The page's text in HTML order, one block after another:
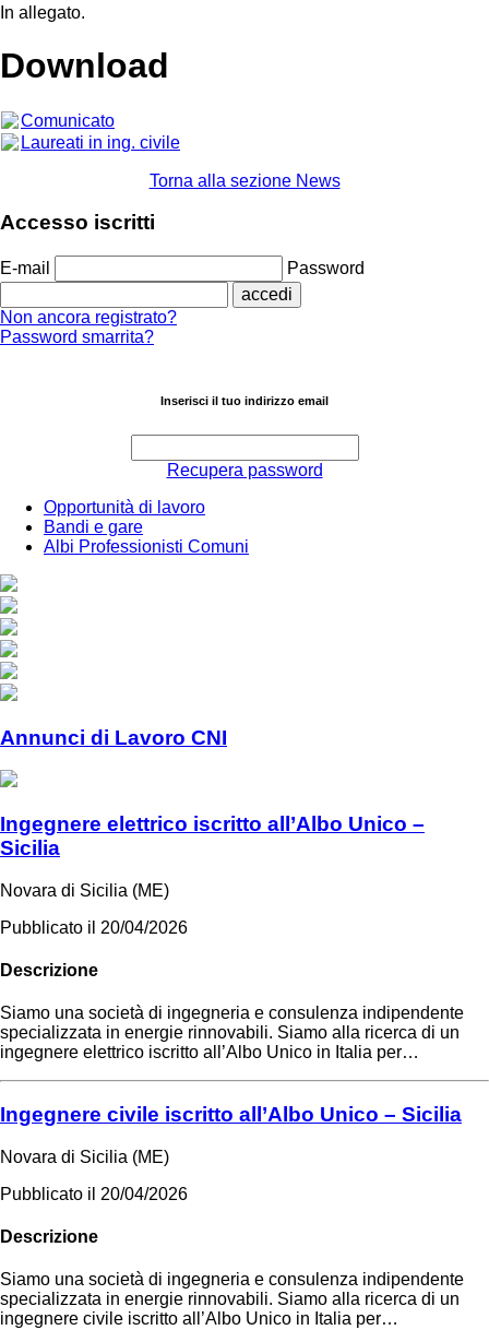
In allegato.
Download
Comunicato
Laureati in ing. civile
Torna alla sezione News
Accesso iscritti
E-mail Password
Non ancora registrato?
Password smarrita?
Inserisci il tuo indirizzo email
Recupera password
Opportunità di lavoro
Bandi e gare
Albi Professionisti Comuni
Annunci di Lavoro CNI
Ingegnere elettrico iscritto all’Albo Unico –
Sicilia
Novara di Sicilia (ME)
Pubblicato il 20/04/2026
Descrizione
Siamo una società di ingegneria e consulenza indipendente
specializzata in energie rinnovabili. Siamo alla ricerca di un
ingegnere elettrico iscritto all’Albo Unico in Italia per…
Ingegnere civile iscritto all’Albo Unico – Sicilia
Novara di Sicilia (ME)
Pubblicato il 20/04/2026
Descrizione
Siamo una società di ingegneria e consulenza indipendente
specializzata in energie rinnovabili. Siamo alla ricerca di un
ingegnere civile iscritto all’Albo Unico in Italia per…